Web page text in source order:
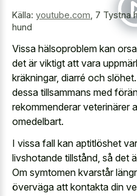
Källa: youtube.com 7 Tystna
hund
Vissa hälsoproblem kan
det är viktigt att vara
kräkningar, diarré och
dessa tillsammans med
rekommenderar veterinärer
omedelbart.
I vissa fall kan aptitlöshet
livshotande tillstånd, så det
Om symtomen kvarstår
överväga att kontakta din